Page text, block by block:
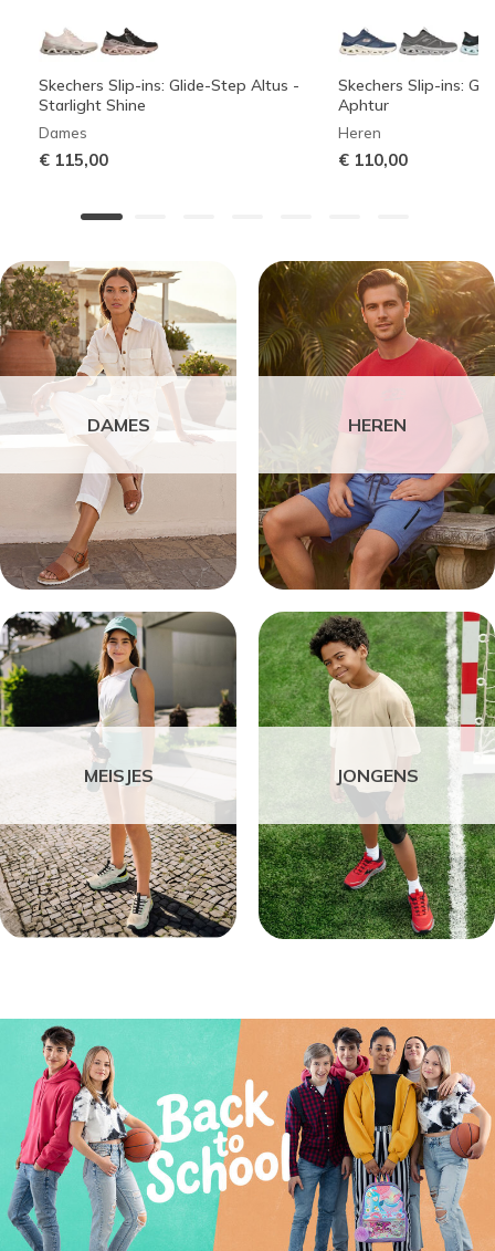
Skechers Slip-ins: Glide-Step Altus -
Starlight Shine
Dames
€ 115,00
Skechers Slip-ins:
Aphtur
Heren
€ 110,00
DAMES HEREN
MEISJES JONGENS